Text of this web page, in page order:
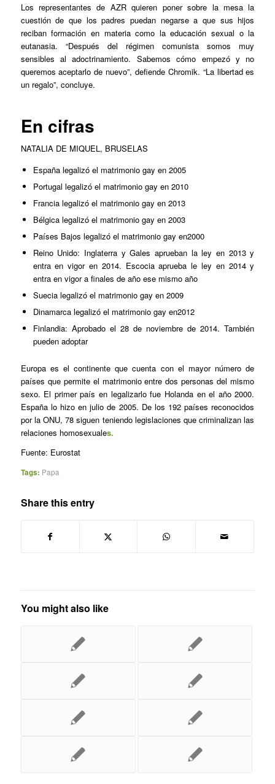
Los representantes de AZR quieren poner sobre la mesa la
cuestión de que los padres puedan negarse a que sus hijos
reciban formación en materia como la educación sexual o la
eutanasia. “Después del régimen comunista somos muy
sensibles al adoctrinamiento. Sabemos cómo empezó y no
queremos aceptarlo de nuevo”, defiende Chromik. “La libertad es
un regalo”, concluye.
En cifras
NATALIA DE MIQUEL, BRUSELAS
España legalizó el matrimonio gay en 2005
Portugal legalizó el matrimonio gay en 2010
Francia legalizó el matrimonio gay en 2013
Bélgica legalizó el matrimonio gay en2003
Países Bajos legalizó el matrimonio gay en2000
Reino Unido: Inglaterra y Gales aprueban la ley en 2013 y
entra en vigor en 2014. Escocia aprueba le ley en 2014 y
entra en vigor a finales de año ese mismo año
Suecia legalizó el matrimonio gay en2009
Dinamarca legalizó el matrimonio gay en2012
Finlandia: Aprobado el 28 de noviembre de 2014. También
pueden adoptar
Europa es el continente que cuenta con el mayor número de
países que permite el matrimonio entre dos personas del mismo
sexo. El primer país en legalizarlo fue Holanda en el año 2000.
España lo hizo en julio de 2005. De los 192 países reconocidos
por la ONU, 78 siguen teniendo legislaciones que criminalizan las
relaciones homosexuales.
Fuente: Eurostat
Tags: Papa
Share this entry
You might also like